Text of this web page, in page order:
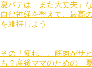
夏バテは「まだ大丈夫」
自律神経を整えて、最高
を維持しよう
その「疲れ」、筋肉がサ
も？産後ママのための、